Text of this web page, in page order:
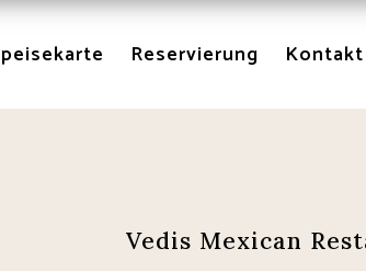
Reservierung Kontakt
Vedis Mexican